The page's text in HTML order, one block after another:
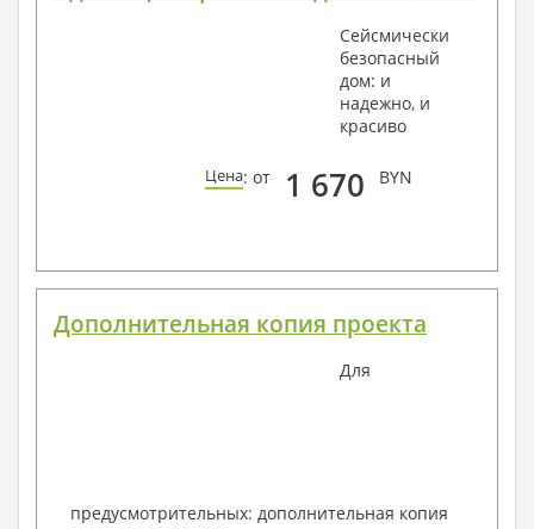
Сейсмически
безопасный
дом: и
надежно, и
красиво
Цена: от 1 670 BYN
Дополнительная копия проекта
Для
предусмотрительных: дополнительная копия